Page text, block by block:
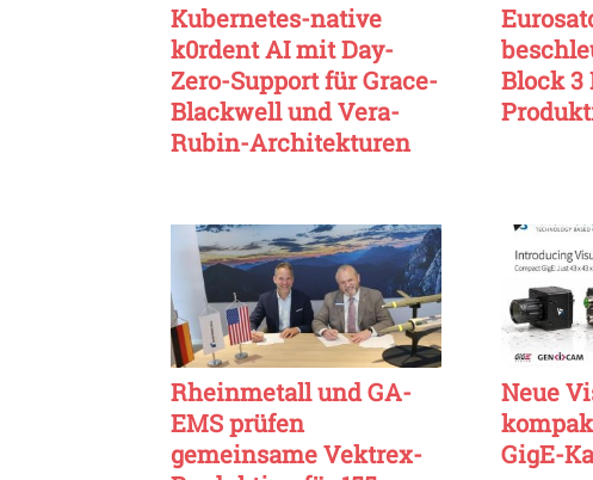
Kubernetes-native
k0rdent AI mit Day-
Zero-Support für Grace-
Blackwell und Vera-
Rubin-Architekturen
Block
Rheinmetall und GA-
EMS prüfen
gemeinsame Vektrex-
Neue
GigE-